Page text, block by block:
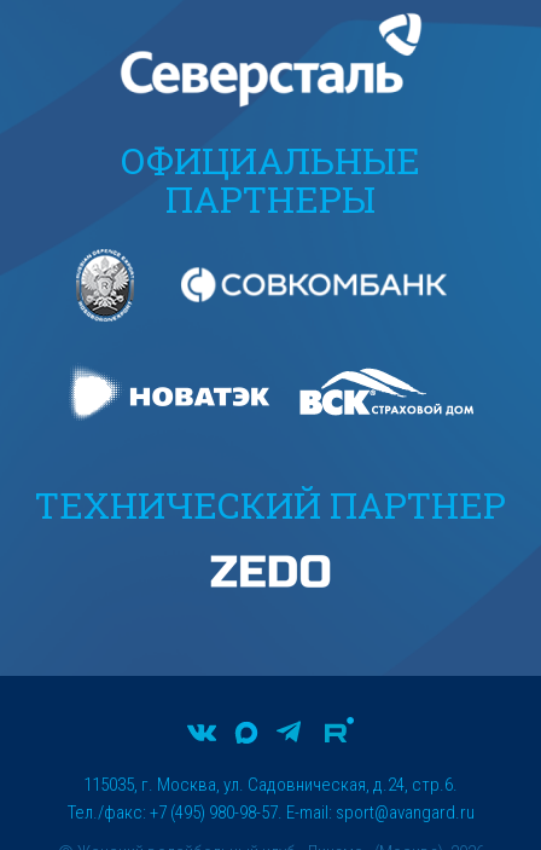
ОФИЦИАЛЬНЫЕ
ПАРТНЕРЫ
ТЕХНИЧЕСКИЙ ПАРТНЕР
115035, г. Москва, ул. Садовническая, д.24, стр.6.
Тел./факс: +7 (495) 980-98-57. E-mail: sport@avangard.ru